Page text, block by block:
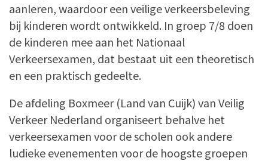
aanleren, waardoor een veilige verkeersbeleving
bij kinderen wordt ontwikkeld. In groep 7/8 doen
de kinderen mee aan het Nationaal
Verkeersexamen, dat bestaat uit een theoretisch
en een praktisch gedeelte.
De afdeling Boxmeer (Land van Cuijk) van Veilig
Verkeer Nederland organiseert behalve het
verkeersexamen voor de scholen ook andere
ludieke evenementen voor de hoogste groepen